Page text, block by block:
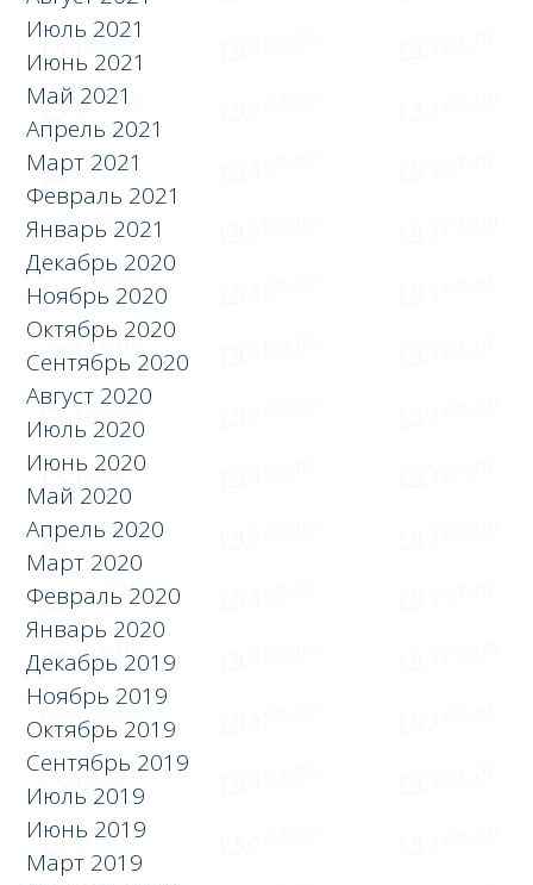
Июль 2021
Июнь 2021
Май 2021
Апрель 2021
Март 2021
Февраль 2021
Январь 2021
Декабрь 2020
Ноябрь 2020
Октябрь 2020
Сентябрь 2020
Август 2020
Июль 2020
Июнь 2020
Май 2020
Апрель 2020
Март 2020
Февраль 2020
Январь 2020
Декабрь 2019
Ноябрь 2019
Октябрь 2019
Сентябрь 2019
Июль 2019
Июнь 2019
Март 2019